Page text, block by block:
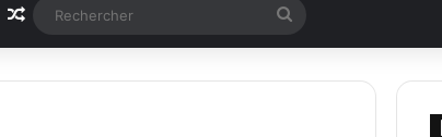
Article Aléatoire Rechercher